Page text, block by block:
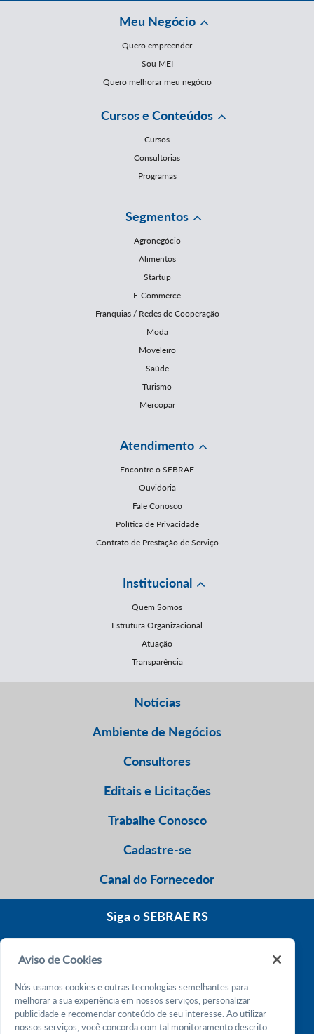
Meu Negócio
Quero empreender
Sou MEI
Quero melhorar meu negócio
Cursos e Conteúdos
Cursos
Consultorias
Programas
Segmentos
Agronegócio
Alimentos
Startup
E-Commerce
Franquias / Redes de Cooperação
Moda
Moveleiro
Saúde
Turismo
Mercopar
Atendimento
Encontre o SEBRAE
Ouvidoria
Fale Conosco
Política de Privacidade
Contrato de Prestação de Serviço
Institucional
Quem Somos
Estrutura Organizacional
Atuação
Transparência
Notícias
Ambiente de Negócios
Consultores
Editais e Licitações
Trabalhe Conosco
Cadastre-se
Canal do Fornecedor
Siga o SEBRAE RS
Atendimento 24h
Aviso de Cookies
Nós usamos cookies e outras tecnologias semelhantes para
melhorar a sua experiência em nossos serviços, personalizar
publicidade e recomendar conteúdo de seu interesse. Ao utilizar
nossos serviços, você concorda com tal monitoramento descrito